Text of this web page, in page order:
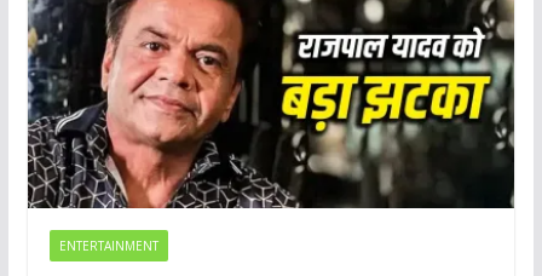
ENTERTAINMENT